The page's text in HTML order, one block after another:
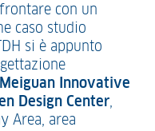
con un
caso studio
si è appunto
Meiguan Innovative
Design Center,
Area, area